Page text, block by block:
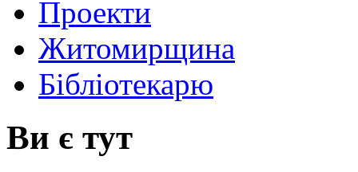
Проекти
Житомирщина
Бібліотекарю
Ви є тут